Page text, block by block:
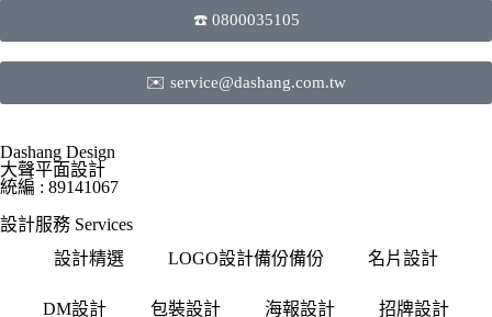
☎️ 0800035105
✉️ service@dashang.com.tw
Dashang Design
大聲平面設計
統編 : 89141067
設計服務 Services
設計精選
LOGO設計備份備份 名片設計
DM設計 包裝設計 海報設計 招牌設計